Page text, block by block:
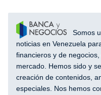
Somos
noticias en Venezuela
financieros y de
mercado. Hemos sido y
creación de contenidos,
especiales. Nos hemos